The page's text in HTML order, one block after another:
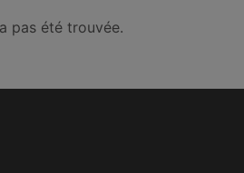
pas été trouvée.